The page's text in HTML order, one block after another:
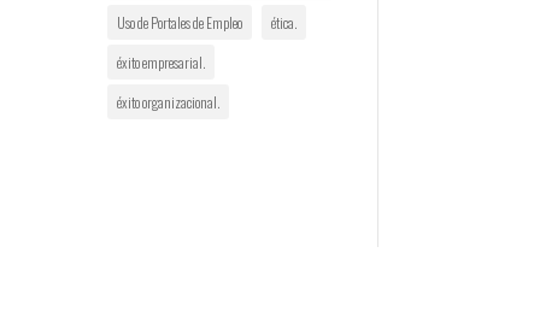
Uso de Portales de Empleo
ética.
éxito empresarial.
éxito organizacional.